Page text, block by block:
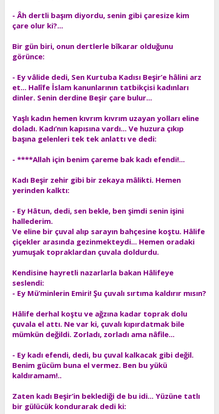
- Âh dertli başım diyordu, senin gibi çaresize kim
çare olur ki?...
Bir gün biri, onun dertlerle bîkarar olduğunu
görünce:
- Ey vâlide dedi, Sen Kurtuba Kadısı Beşir’e hâlini arz
et... Halîfe İslam kanunlarının tatbikçisi kadınları
dinler. Senin derdine Beşir çare bulur...
Yaşlı kadın hemen kıvrım kıvrım uzayan yolları eline
doladı. Kadı’nın kapısına vardı... Ve huzura çıkıp
başına gelenleri tek tek anlattı ve dedi:
- ****Allah için benim çareme bak kadı efendi!...
Kadı Beşir zehir gibi bir zekaya mâlikti. Hemen
yerinden kalktı:
- Ey Hâtun, dedi, sen bekle, ben şimdi senin işini
hallederim.
Ve eline bir çuval alıp sarayın bahçesine koştu. Hâlife
çiçekler arasında gezinmekteydi... Hemen oradaki
yumuşak topraklardan çuvala doldurdu.
Kendisine hayretli nazarlarla bakan Hâlifeye
seslendi:
- Ey Mü’minlerin Emiri! Şu çuvalı sırtıma kaldırır mısın?
Hâlife derhal koştu ve ağzına kadar toprak dolu
çuvala el attı. Ne var ki, çuvalı kıpırdatmak bile
mümkün değildi. Zorladı, zorladı ama nâfile...
- Ey kadı efendi, dedi, bu çuval kalkacak gibi değil.
Benim gücüm buna el vermez. Ben bu yükü
kaldıramam!..
Zaten kadı Beşir’in beklediği de bu idi... Yüzüne tatlı
bir gülücük kondurarak dedi ki: